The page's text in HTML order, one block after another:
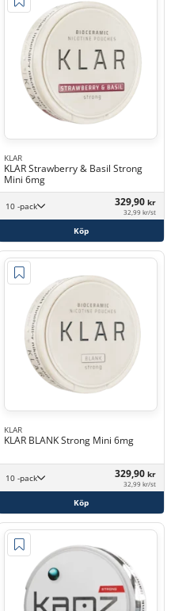
KLAR
KLAR Strawberry & Basil Strong
Mini 6mg
10 -pack 329,90 kr
32,99 kr/st
Köp
KLAR
KLAR BLANK Strong Mini 6mg
10 -pack 329,90 kr
32,99 kr/st
Köp